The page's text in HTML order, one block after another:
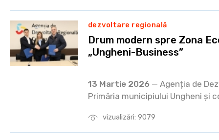
vizualizări: 9079
dezvoltare regională
Drum modern spre Zona
„Ungheni-Business”
13 Martie 2026 — Agenția de
Primăria municipiului Ungheni și